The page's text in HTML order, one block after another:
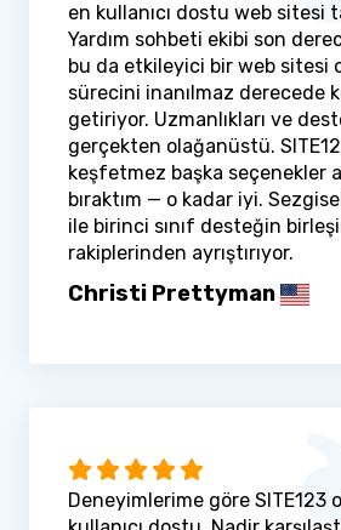
en kullanıcı dostu web sitesi
Yardım sohbeti ekibi son
bu da etkileyici bir web sitesi
sürecini inanılmaz derecede
getiriyor. Uzmanlıkları ve
gerçekten olağanüstü.
keşfetmez başka seçenekler
bıraktım — o kadar iyi.
ile birinci sınıf desteğin
rakiplerinden ayrıştırıyor.
Christi Prettyman
Deneyimlerime göre SITE123